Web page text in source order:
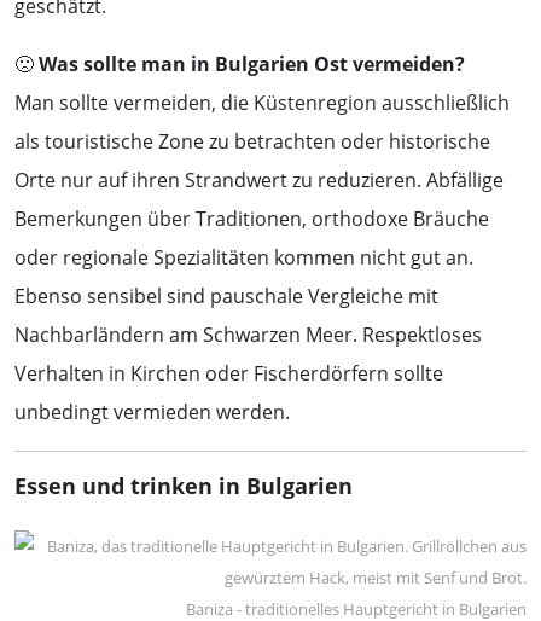
geschätzt.
🙁Was sollte man in Bulgarien Ost vermeiden?
Man sollte vermeiden, die Küstenregion ausschließlich
als touristische Zone zu betrachten oder historische
Orte nur auf ihren Strandwert zu reduzieren. Abfällige
Bemerkungen über Traditionen, orthodoxe Bräuche
oder regionale Spezialitäten kommen nicht gut an.
Ebenso sensibel sind pauschale Vergleiche mit
Nachbarländern am Schwarzen Meer. Respektloses
Verhalten in Kirchen oder Fischerdörfern sollte
unbedingt vermieden werden.
Essen und trinken in Bulgarien
Baniza - traditionelles Hauptgericht in Bulgarien